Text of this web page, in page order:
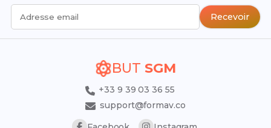
Adresse email Recevoir
BUT SGM
+33 9 39 03 36 55
support@formav.co